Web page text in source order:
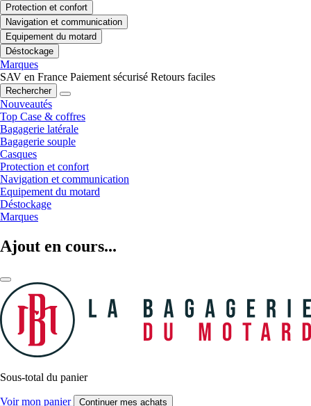
Protection et confort
Navigation et communication
Equipement du motard
Déstockage
Marques
SAV en France Paiement sécurisé Retours faciles
Rechercher
Nouveautés
Top Case & coffres
Bagagerie latérale
Bagagerie souple
Casques
Protection et confort
Navigation et communication
Equipement du motard
Déstockage
Marques
Ajout en cours...
Sous-total du panier
Voir mon panier Continuer mes achats